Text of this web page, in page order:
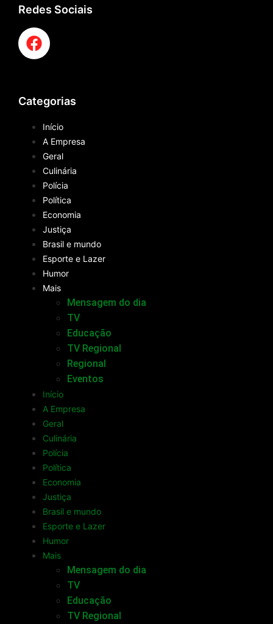
Redes Sociais
Categorias
Início
A Empresa
Geral
Culinária
Polícia
Política
Economia
Justiça
Brasil e mundo
Esporte e Lazer
Humor
Mais
Mensagem do dia
TV
Educação
TV Regional
Regional
Eventos
Início
A Empresa
Geral
Culinária
Polícia
Política
Economia
Justiça
Brasil e mundo
Esporte e Lazer
Humor
Mais
Mensagem do dia
TV
Educação
TV Regional